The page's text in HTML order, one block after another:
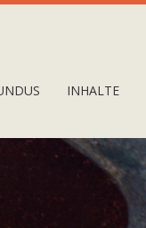
INHALTE